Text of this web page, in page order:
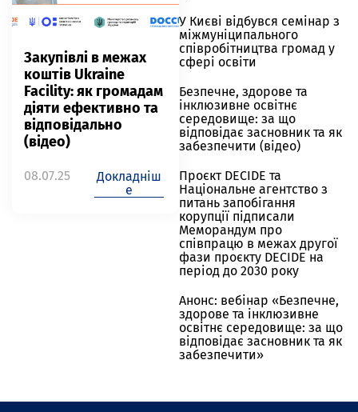
Закупівлі в межах
коштів Ukraine
Facility: як громадам
діяти ефективно та
відповідально
(відео)
08.07.25
Докладніш
е
У Києві відбувся семінар з
міжмуніципального
співробітництва громад у
сфері освіти
Безпечне, здорове та
інклюзивне освітнє
середовище: за що
відповідає засновник та як
забезпечити (відео)
Проєкт DECIDE та
Національне агентство з
питань запобігання
корупції підписали
Меморандум про
співпрацю в межах другої
фази проєкту DECIDE на
період до 2030 року
Анонс: вебінар «Безпечне,
здорове та інклюзивне
освітнє середовище: за що
відповідає засновник та як
забезпечити»